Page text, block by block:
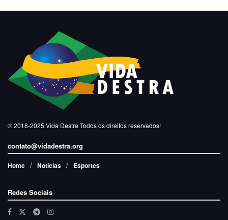
© 2018-2025 Vida Destra Todos os direitos reservados!
contato@vidadestra.org
Home Notícias Esportes
Redes Sociais